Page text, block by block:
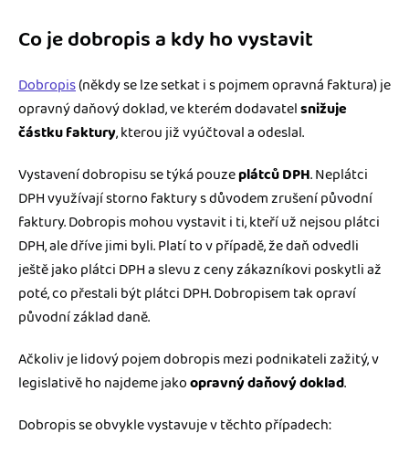
Co je dobropis a kdy ho vystavit
Dobropis(někdy se lze setkat i s pojmem opravná faktura) je
opravný daňový doklad, ve kterém dodavatelsnižuje
částku faktury, kterou již vyúčtoval a odeslal.
Vystavení dobropisu se týká pouzeplátců DPH. Neplátci
DPH využívají storno faktury s důvodem zrušení původní
faktury. Dobropis mohou vystavit i ti, kteří už nejsou plátci
DPH, ale dříve jimi byli. Platí to v případě, že daň odvedli
ještě jako plátci DPH a slevu z ceny zákazníkovi poskytli až
poté, co přestali být plátci DPH. Dobropisem tak opraví
původní základ daně.
Ačkoliv je lidový pojem dobropis mezi podnikateli zažitý, v
legislativě ho najdeme jakoopravný daňový doklad.
Dobropis se obvykle vystavuje v těchto případech: